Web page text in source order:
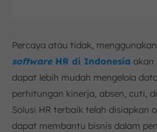
Percaya atau tidak,
softwareHR di Indonesia akan
dapat lebih mudah mengelola
perhitungan kinerja, absen, cuti,
Solusi HR terbaik telah disiapkan
dapat membantu bisnis dalam